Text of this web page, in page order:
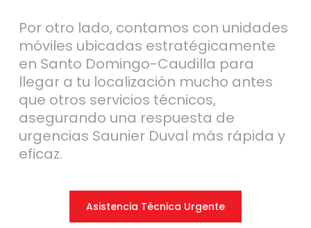
Por otro lado, contamos con unidades
móviles ubicadas estratégicamente
en Santo Domingo-Caudilla para
llegar a tu localización mucho antes
que otros servicios técnicos,
asegurando una respuesta de
urgencias Saunier Duval más rápida y
eficaz.
Asistencia Técnica Urgente